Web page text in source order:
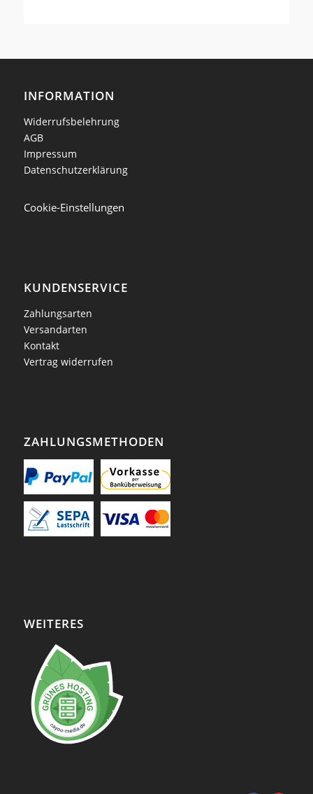
INFORMATION
Widerrufsbelehrung
AGB
Impressum
Datenschutzerklärung
Cookie-Einstellungen
KUNDENSERVICE
Zahlungsarten
Versandarten
Kontakt
Vertrag widerrufen
ZAHLUNGSMETHODEN
WEITERES